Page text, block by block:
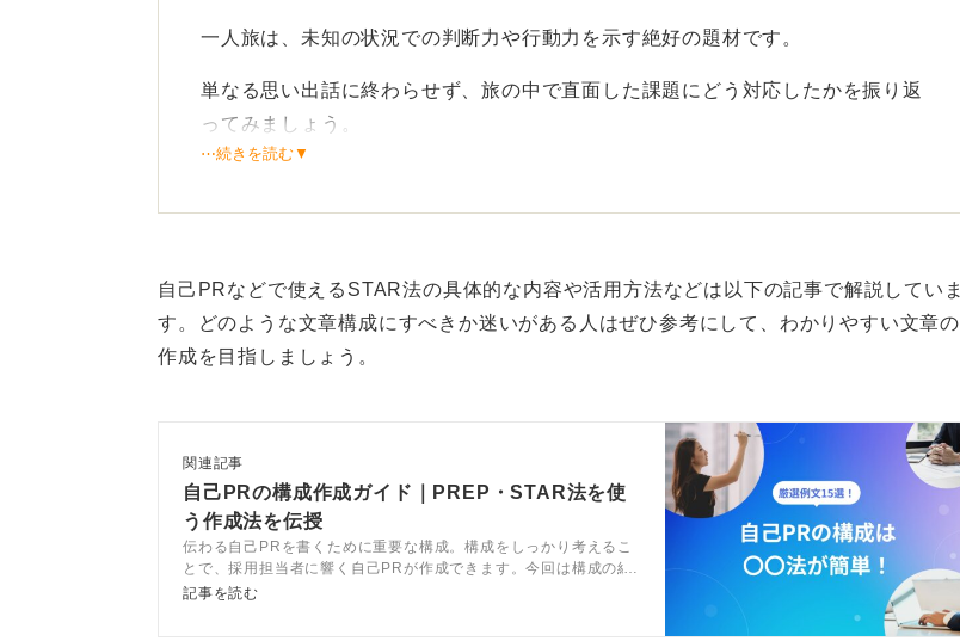
一人旅は、未知の状況での判断力や行動力を示す絶好の題材です。
単なる思い出話に終わらせず、旅の中で直面した課題にどう対応したかを振り返
ってみましょう。
そのものです。予定外の出来事にどう対応したのか、といった経験にこそ価値が
不測の事態への対応力をビジネスの強みにしよう
自己PRでは一人旅に挑戦した理由、トラブルへの具体的な対応、経験から得た
不測の事態への対応力は、ビジネスの場でも大きな武器になります。
あなたの主体性とたくましさを、具体的なエピソードでしっかり面接官に届けて
ください。
⋯続きを読む▼
自己PRなどで使えるSTAR法の具体的な内容や活用方法などは以下の記事で解説していま
す。どのような文章構成にすべきか迷いがある人はぜひ参考にして、わかりやすい文章の
作成を目指しましょう。
関連記事
自己PRの構成作成ガイド｜PREP・STAR法を使
う作成法を伝授
伝わる自己PRを書くために重要な構成。構成をしっかり考えるこ
とで、採用担当者に響く自己PRが作成できます。今回は構成の組
み立て方からエピソードの書き方、さらに自己PRを魅力的にする
記事を読む